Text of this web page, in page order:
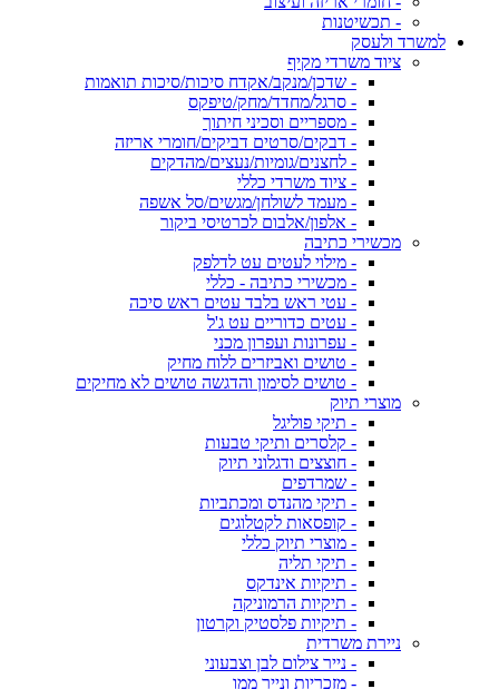
- תכשיטנות
למשרד ולעסק
ציוד משרדי מקיף
- שדכן/מנקב/אקדח סיכות/סיכות תואמות
- סרגל/מחדד/מחק/טיפקס
- מספריים וסכיני חיתוך
- דבקים/סרטים דביקים/חומרי אריזה
- לחצנים/גומיות/נעצים/מהדקים
- ציוד משרדי כללי
- מעמד לשולחן/מגשים/סל אשפה
- אלפון/אלבום לכרטיסי ביקור
מכשירי כתיבה
- מילוי לעטים עט לדלפק
- מכשירי כתיבה - כללי
- עטי ראש בלבד עטים ראש סיכה
- עטים כדוריים עט ג'ל
- עפרונות ועפרון מכני
- טושים ואביזרים ללוח מחיק
- טושים לסימון והדגשה טושים לא מחיקים
מוצרי תיוק
- תיקי פוליגל
- קלסרים ותיקי טבעות
- חוצצים ודגלוני תיוק
- שמרדפים
- תיקי מהנדס ומכתביות
- קופסאות לקטלוגים
- מוצרי תיוק כללי
- תיקי תליה
- תיקיות אינדקס
- תיקיות הרמוניקה
- תיקיות פלסטיק וקרטון
ניירת משרדית
- נייר צילום לבן וצבעוני
- מזכריות ונייר ממו